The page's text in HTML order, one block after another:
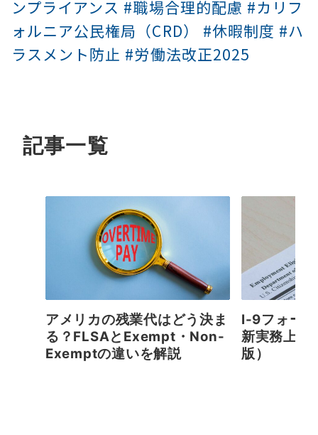
ンプライアンス #職場合理的配慮 #カリフ
ォルニア公民権局（CRD） #休暇制度 #ハ
ラスメント防止 #労働法改正2025
記事一覧
アメリカの残業代はどう決ま
る？FLSAとExempt・Non-
Exemptの違いを解説
I-9フォー
新実務上
版）